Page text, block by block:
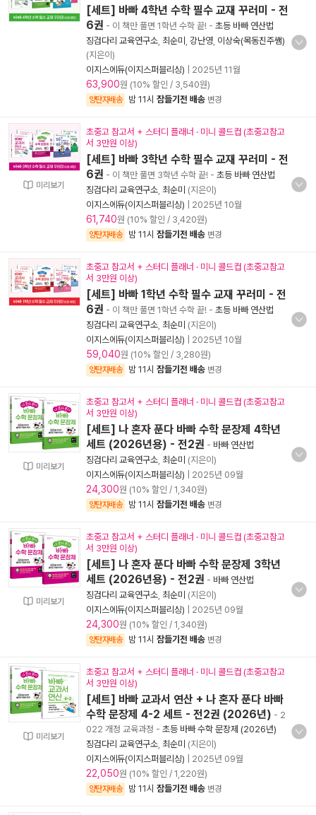
[세트] 바빠 4학년 수학 필수 교재 꾸러미 - 전
6권 - 이 책만 풀면 1학년 수학 끝! - 초등 바빠 연산법
징검다리 교육연구소 최순미 강난영 이상숙(목동진주쌤)
(지은이)
이지스에듀(이지스퍼블리싱)
2025년 11월
63,900원 (10% 할인 / 3,540원)
양탄자배송 밤 11시 잠들기전 배송 변경
미리보기
초중고 참고서 + 스터디 플래너 · 미니 콜드컵 (초중고참고
서 3만원 이상)
[세트] 바빠 3학년 수학 필수 교재 꾸러미 - 전
6권 - 이 책만 풀면 3학년 수학 끝! - 초등 바빠 연산법
징검다리 교육연구소 최순미 (지은이)
이지스에듀(이지스퍼블리싱)
2025년 10월
61,740원 (10% 할인 / 3,420원)
양탄자배송 밤 11시 잠들기전 배송 변경
초중고 참고서 + 스터디 플래너 · 미니 콜드컵 (초중고참고
서 3만원 이상)
[세트] 바빠 1학년 수학 필수 교재 꾸러미 - 전
6권 - 이 책만 풀면 1학년 수학 끝! - 초등 바빠 연산법
징검다리 교육연구소 최순미 (지은이)
이지스에듀(이지스퍼블리싱)
2025년 10월
59,040원 (10% 할인 / 3,280원)
양탄자배송 밤 11시 잠들기전 배송 변경
미리보기
초중고 참고서 + 스터디 플래너 · 미니 콜드컵 (초중고참고
서 3만원 이상)
[세트] 나 혼자 푼다 바빠 수학 문장제 4학년
세트 (2026년용) - 전2권 - 바빠 연산법
징검다리 교육연구소 최순미 (지은이)
이지스에듀(이지스퍼블리싱)
2025년 09월
24,300원 (10% 할인 / 1,340원)
양탄자배송 밤 11시 잠들기전 배송 변경
미리보기
초중고 참고서 + 스터디 플래너 · 미니 콜드컵 (초중고참고
서 3만원 이상)
[세트] 나 혼자 푼다 바빠 수학 문장제 3학년
세트 (2026년용) - 전2권 - 바빠 연산법
징검다리 교육연구소 최순미 (지은이)
이지스에듀(이지스퍼블리싱)
2025년 09월
24,300원 (10% 할인 / 1,340원)
양탄자배송 밤 11시 잠들기전 배송 변경
미리보기
초중고 참고서 + 스터디 플래너 · 미니 콜드컵 (초중고참고
서 3만원 이상)
[세트] 바빠 교과서 연산 + 나 혼자 푼다 바빠
수학 문장제 4-2 세트 - 전2권 (2026년) - 2
022 개정 교육과정 - 초등 바빠 수학 문장제 (2026년)
징검다리 교육연구소 최순미 (지은이)
이지스에듀(이지스퍼블리싱)
2025년 09월
22,050원 (10% 할인 / 1,220원)
양탄자배송 밤 11시 잠들기전 배송 변경